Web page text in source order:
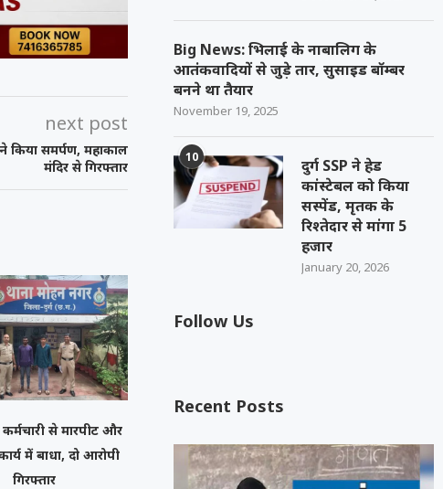
next post
किया समर्पण, महाकाल
मंदिर से गिरफ्तार
से मारपीट और
में बाधा, दो आरोपी
गिरफ्तार
Big News: भिलाई के नाबालिग के
आतंकवादियों से जुड़े तार, सुसाइड बॉम्बर
बनने था तैयार
November 19, 2025
10
दुर्ग SSP ने हेड
कांस्टेबल को किया
सस्पेंड, मृतक के
रिश्तेदार से मांगा 5
हजार
January 20, 2026
Follow Us
Recent Posts